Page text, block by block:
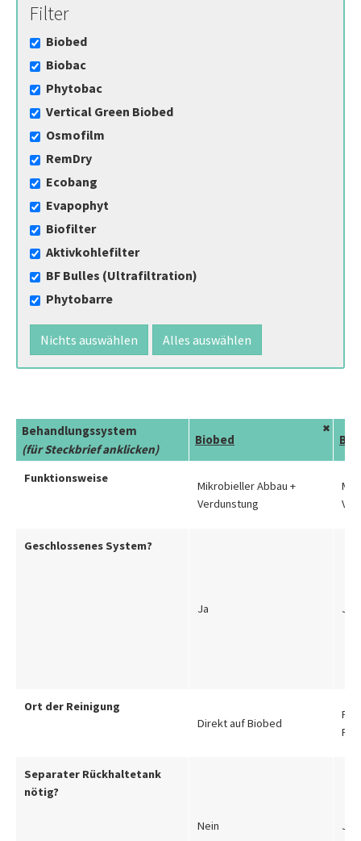
Filter
Biobed
Biobac
Phytobac
Vertical Green Biobed
Osmofilm
RemDry
Ecobang
Evapophyt
Biofilter
Aktivkohlefilter
BF Bulles (Ultrafiltration)
Phytobarre
Nichts auswählen Alles auswählen
Behandlungssystem
(für Steckbrief anklicken)
Biobed
✖
Funktionsweise
Mikrobieller Abbau +
Verdunstung
Geschlossenes System?
Ja Ja
Ort der Reinigung
Direkt auf Biobed
Separater Rückhaltetank
nötig?
Nein Ja